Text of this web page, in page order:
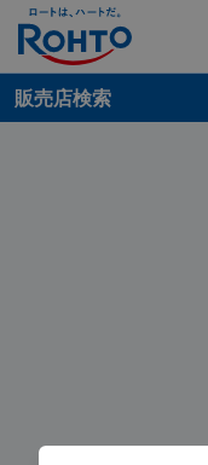
販売店検索